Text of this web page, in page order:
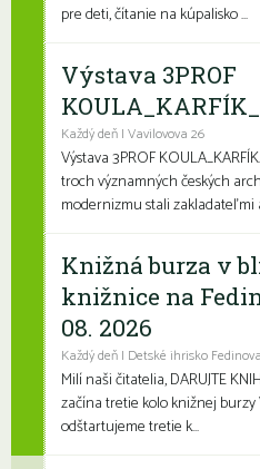
pre deti, čítanie na kúpalisko ...
Výstava 3PROF
Každý deň | Vavilovova 26
Výstava 3PROF
troch významných českých
modernizmu stali zakladateľmi
Knižná burza v
knižnice na
08. 2026
Každý deň | Detské ihrisko
Milí naši čitatelia, DARUJTE
začína tretie kolo knižnej burzy
odštartujeme tretie k...